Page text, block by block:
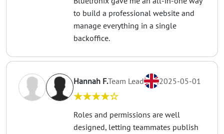
to build a professional website and
manage everything in a single
backoffice.
Hannah F.Team Lead 2025-05-01
★★★★☆
Roles and permissions are well
designed, letting teammates publish